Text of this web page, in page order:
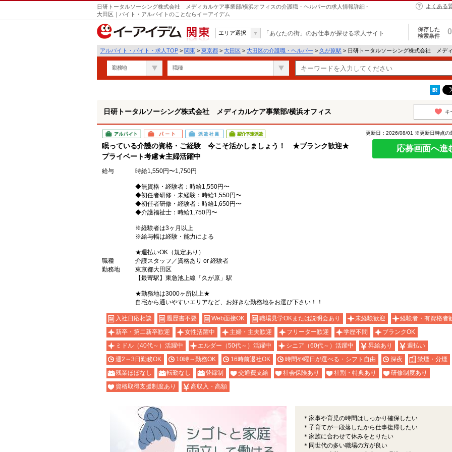
日研トータルソーシング株式会社 メディカルケア事業部/横浜オフィスの介護職・ヘルパーの求人情報詳細 -
大田区｜バイト・アルバイトのことならイーアイデム
よくある
関東
エリア選択 「あなたの街」のお仕事が探せる求人サイト
保存した
検索条件
0
アルバイト・バイト・求人TOP > 関東 > 東京都 > 大田区 > 大田区の介護職・ヘルパー > 久が原駅 > 日研トータルソーシング株式会社 メデ
勤務地 職種
遣
日研トータルソーシング株式会社 メディカルケア事業部/横浜オフィス キ
アルバイト パート 派遣社員 紹介予定派遣
眠っている介護の資格・ご経験 今こそ活かしましょう！ ★ブランク歓迎★
プライベート考慮★主婦活躍中
更新日：2026/08/01 ※更新日時点の
応募画面へ進
給与 時給1,550円〜1,750円
◆無資格・経験者：時給1,550円〜
◆初任者研修・未経験：時給1,550円〜
◆初任者研修・経験者：時給1,650円〜
◆介護福祉士：時給1,750円〜
※経験者は3ヶ月以上
※給与幅は経験・能力による
★週払いOK（規定あり）
職種
介護スタッフ／資格あり or 経験者
勤務地
東京都大田区
【最寄駅】東急池上線「久が原」駅
★勤務地は3000ヶ所以上★
自宅から通いやすいエリアなど、お好きな勤務地をお選び下さい！！
入社日応相談 履歴書不要 Web面接OK 職場見学OKまたは説明会あり 未経験歓迎
経験者・有資格者
新卒・第二新卒歓迎
女性活躍中 主婦・主夫歓迎 フリーター歓迎 学歴不問
ブランクOK
ミドル（40代～）活躍中
エルダー（50代～）活躍中 シニア（60代～）活躍中 昇給あり
週払い
週2～3日勤務OK
10時～勤務OK 16時前退社OK 時間や曜日が選べる・シフト自由 深夜
禁煙・分煙
残業ほぼなし
転勤なし 登録制 交通費支給 社会保険あり 社割・特典あり
研修制度あり
資格取得支援制度あり
高収入・高額
＊家事や育児の時間はしっかり確保したい
＊子育てが一段落したから仕事復帰したい
＊家族に合わせて休みをとりたい
＊同世代の多い職場の方が良い